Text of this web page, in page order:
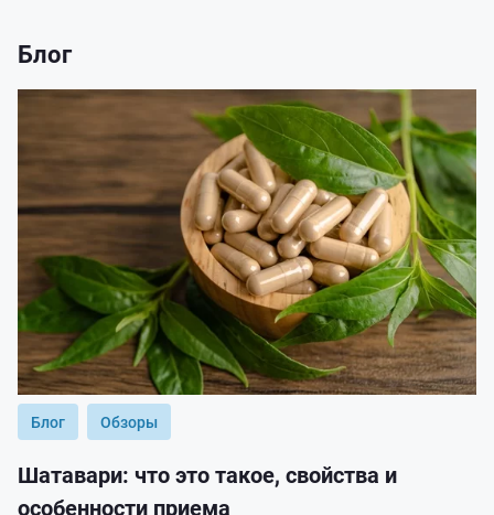
Блог
Блог Обзоры
Шатавари: что это такое, свойства и
особенности приема